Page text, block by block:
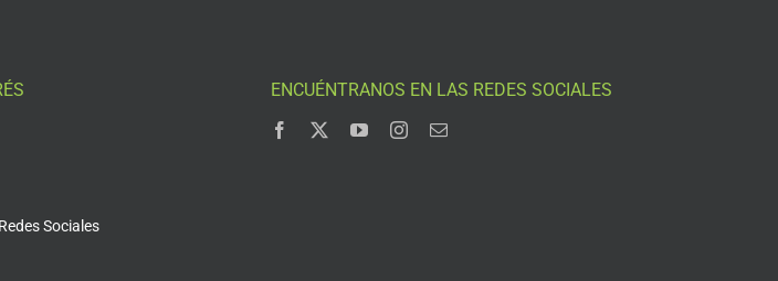
Sociales
ENCUÉNTRANOS EN LAS REDES SOCIALES